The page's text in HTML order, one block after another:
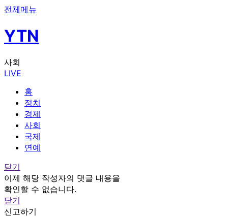
전체메뉴
YTN
사회
LIVE
홈
정치
경제
사회
국제
연예
닫기
이제 해당 작성자의 댓글 내용을
확인할 수 없습니다.
닫기
신고하기